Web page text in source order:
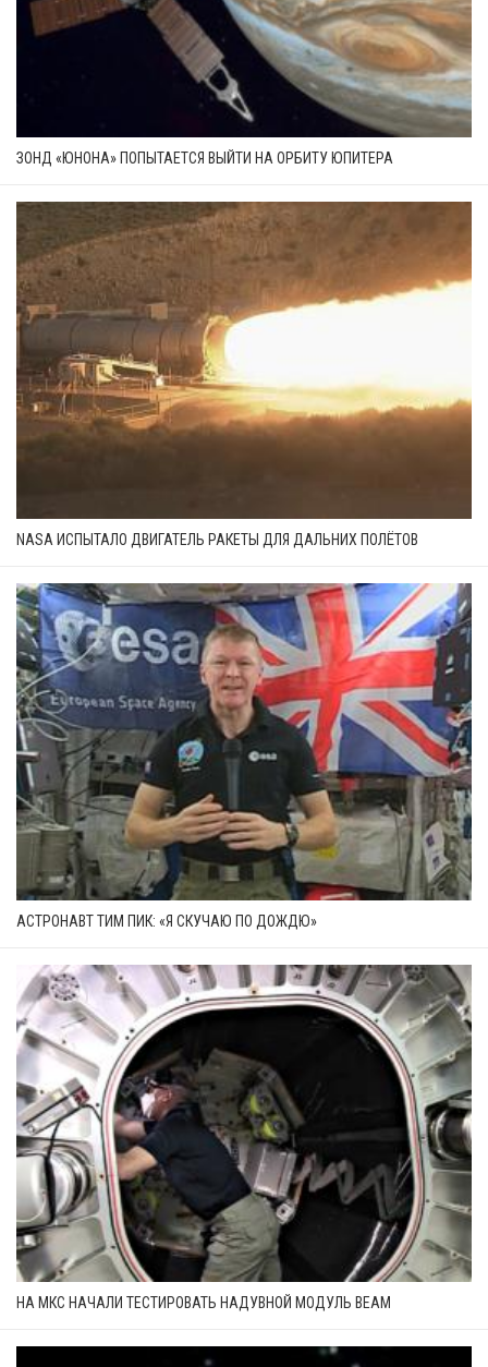
ЗОНД «ЮНОНА» ПОПЫТАЕТСЯ ВЫЙТИ НА ОРБИТУ ЮПИТЕРА
NASA ИСПЫТАЛО ДВИГАТЕЛЬ РАКЕТЫ ДЛЯ ДАЛЬНИХ ПОЛЁТОВ
АСТРОНАВТ ТИМ ПИК: «Я СКУЧАЮ ПО ДОЖДЮ»
НА МКС НАЧАЛИ ТЕСТИРОВАТЬ НАДУВНОЙ МОДУЛЬ BEAM